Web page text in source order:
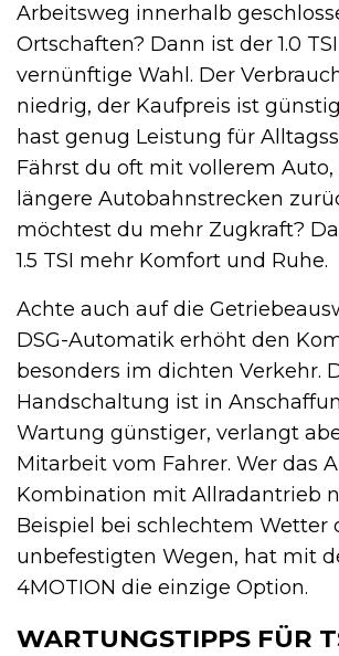
Arbeitsweg innerhalb
Ortschaften? Dann ist der 1.0
vernünftige Wahl. Der
niedrig, der Kaufpreis ist
hast genug Leistung für
Fährst du oft mit vollerem Auto,
längere Autobahnstrecken
möchtest du mehr Zugkraft?
1.5 TSI mehr Komfort und Ruhe.
Achte auch auf die
DSG-Automatik erhöht den
besonders im dichten Verkehr.
Handschaltung ist in
Wartung günstiger, verlangt
Mitarbeit vom Fahrer. Wer das
Kombination mit Allradantrieb
Beispiel bei schlechtem Wetter
unbefestigten Wegen, hat mit
4MOTION die einzige Option.
WARTUNGSTIPPS FÜR